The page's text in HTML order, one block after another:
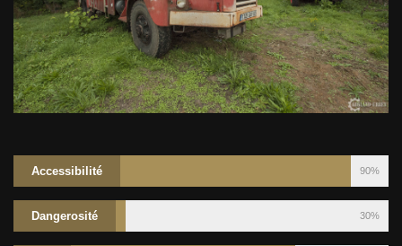
Accessibilité 90%
Dangerosité 30%